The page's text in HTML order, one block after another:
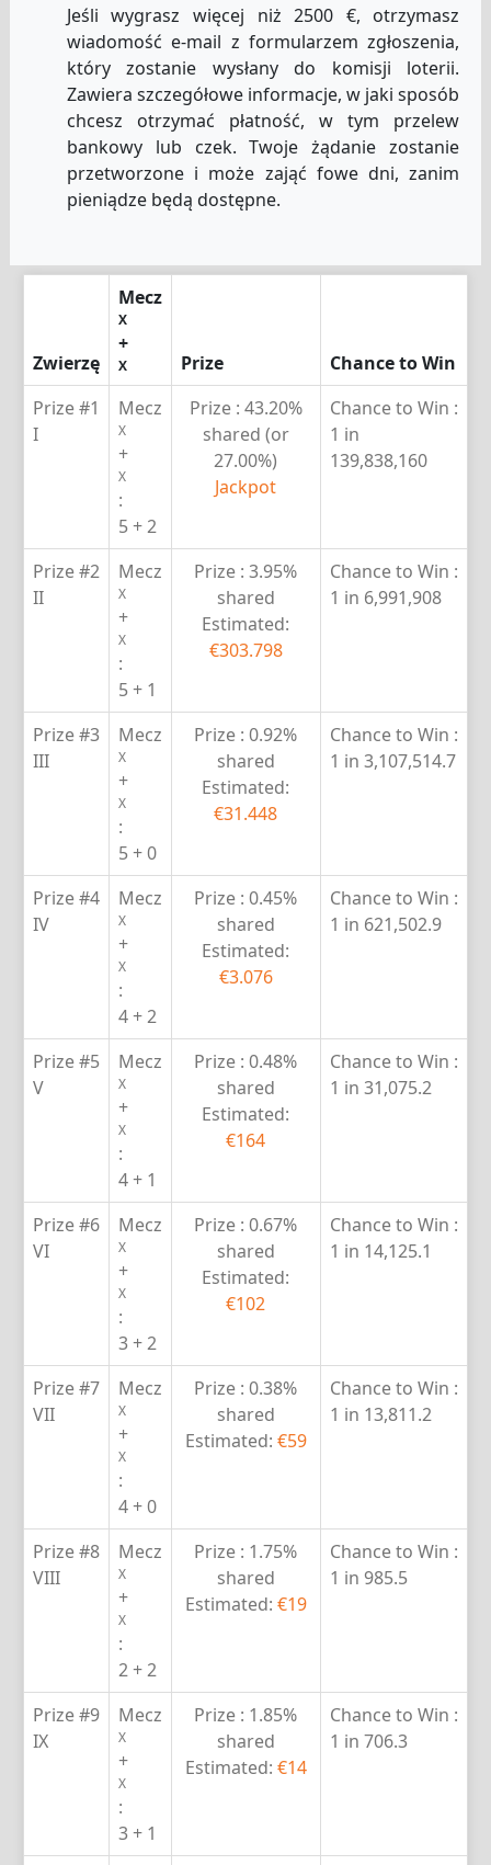
Jeśli wygrasz więcej niż 2500 €, otrzymasz
wiadomość e-mail z formularzem zgłoszenia,
który zostanie wysłany do komisji loterii.
Zawiera szczegółowe informacje, w jaki sposób
chcesz otrzymać płatność, w tym przelew
bankowy lub czek. Twoje żądanie zostanie
przetworzone i może zająć fowe dni, zanim
pieniądze będą dostępne.
Zwierzę
Mecz
X
+
X Prize
Chance to Win
Prize #1
I
Mecz
X
+
X
:
5 + 2
Prize : 43.20%
shared (or
27.00%)
Jackpot
Chance to Win :
1 in
139,838,160
Prize #2
II
Mecz
X
+
X
:
5 + 1
Prize : 3.95%
shared
Estimated:
€303.798
Chance to Win :
1 in 6,991,908
Prize #3
III
Mecz
X
+
X
:
5 + 0
Prize : 0.92%
shared
Estimated:
€31.448
Chance to Win :
1 in 3,107,514.7
Prize #4
IV
Mecz
X
+
X
:
4 + 2
Prize : 0.45%
shared
Estimated:
€3.076
Chance to Win :
1 in 621,502.9
Prize #5
V
Mecz
X
+
X
:
4 + 1
Prize : 0.48%
shared
Estimated:
€164
Chance to Win :
1 in 31,075.2
Prize #6
VI
Mecz
X
+
X
:
3 + 2
Prize : 0.67%
shared
Estimated:
€102
Chance to Win :
1 in 14,125.1
Prize #7
VII
Mecz
X
+
X
:
4 + 0
Prize : 0.38%
shared
Estimated: €59
Chance to Win :
1 in 13,811.2
Prize #8
VIII
Mecz
X
+
X
:
2 + 2
Prize : 1.75%
shared
Estimated: €19
Chance to Win :
1 in 985.5
Prize #9
IX
Mecz
X
+
X
:
3 + 1
Prize : 1.85%
shared
Estimated: €14
Chance to Win :
1 in 706.3